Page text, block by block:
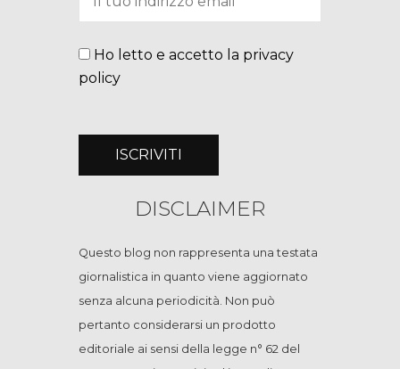
Ho letto e accetto la privacy
policy
DISCLAIMER
Questo blog non rappresenta una testata
giornalistica in quanto viene aggiornato
senza alcuna periodicità. Non può
pertanto considerarsi un prodotto
editoriale ai sensi della legge n° 62 del